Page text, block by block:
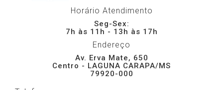
Horário Atendimento
Seg-Sex:
7h às 11h - 13h às 17h
Endereço
Av. Erva Mate, 650
Centro - LAGUNA CARAPA/MS
79920-000